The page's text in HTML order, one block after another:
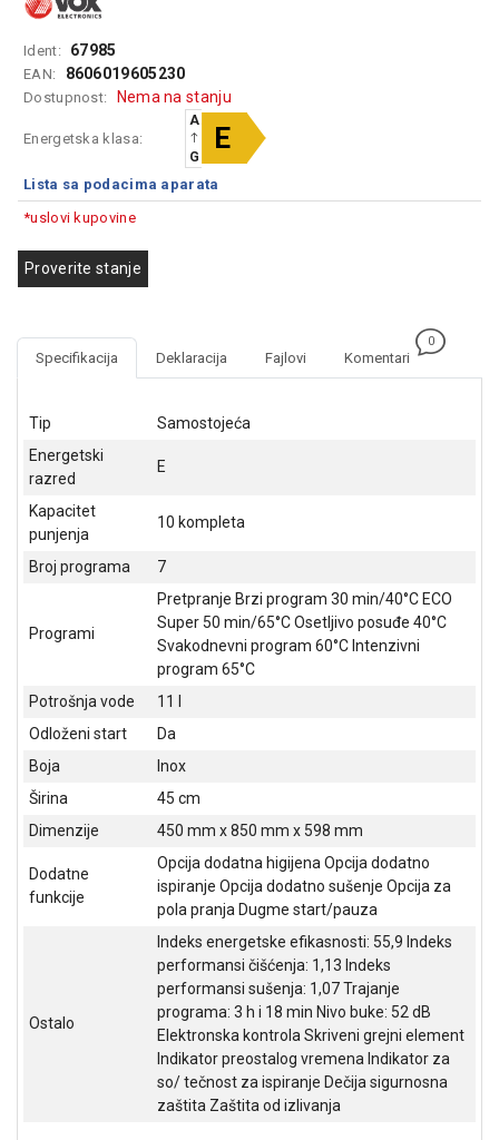
GAMING
ZAŠTITA
SISTEMI
OPREMA
ŠTAMPAČI,
SKENERI I
FOTOAPARATI
GPS
VIDEO
NADZOR I
SIGURNOSNA
KABLOVI I
KANCELARIJSKI
MATERIJAL
SVE
ZA
ŠKOLSKI
ALAT I
Ident: 67985
EAN: 8606019605230
Dostupnost: Nema na stanju
Energetska klasa:
A
G
E
Lista sa podacima aparata
*uslovi kupovine
Proverite stanje
Specifikacija Deklaracija Fajlovi Komentari
0
Tip
Samostojeća
Energetski
razred
E
Kapacitet
punjenja
10 kompleta
Broj programa 7
Programi
Pretpranje Brzi program 30 min/40°C ECO
Super 50 min/65°C Osetljivo posuđe 40°C
Svakodnevni program 60°C Intenzivni
program 65°C
Potrošnja vode
11 l
Odloženi start
Da
Boja
Inox
Širina
45 cm
Dimenzije
450 mm x 850 mm x 598 mm
Dodatne
funkcije
Opcija dodatna higijena Opcija dodatno
ispiranje Opcija dodatno sušenje Opcija za
pola pranja Dugme start/pauza
Ostalo
Indeks energetske efikasnosti: 55,9 Indeks
performansi čišćenja: 1,13 Indeks
performansi sušenja: 1,07 Trajanje
programa: 3 h i 18 min Nivo buke: 52 dB
Elektronska kontrola Skriveni grejni element
Indikator preostalog vremena Indikator za
so/ tečnost za ispiranje Dečija sigurnosna
zaštita Zaštita od izlivanja